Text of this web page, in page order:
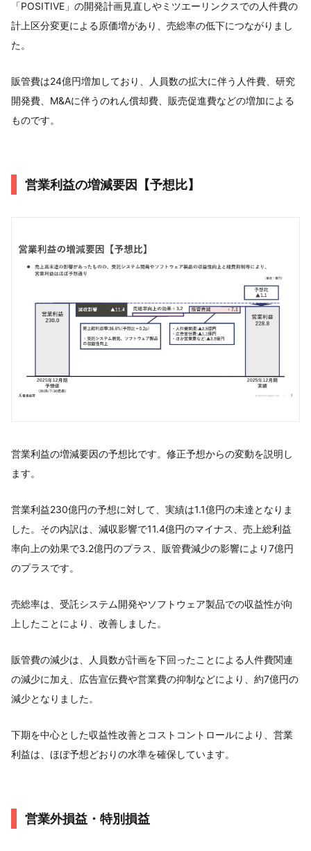
「POSITIVE」の開発計画⾒直しやミツエーリンクスでの⼈件費の
計上区分変更による原価増があり、売総率の低下につながりまし
た。
販管費は24億円増加しており、⼈員数の拡⼤に伴う⼈件費、研究
開発費、M&Aに伴うのれん償却費、販売促進費などの増加による
ものです。
営業利益の増減要因【予想⽐】
営業利益の増減要因の予想⽐です。修正予想からの変動を説明し
ます。
営業利益230億円の予想に対して、実績は1.1億円の未達となりま
した。その内訳は、減収影響で11.4億円のマイナス、売上総利益
率向上の効果で3.2億円のプラス、販管費減少の影響により7億円
のプラスです。
売総率は、受託システム開発やソフトウェア製品での収益性が向
上したことにより、改善しました。
販管費の減少は、⼈員数が計画を下回ったことによる⼈件費関連
の減少に加え、広告宣伝費や営業費の抑制などにより、約7億円の
減少となりました。
下期を中⼼とした収益性改善とコストコントロールにより、営業
利益は、ほぼ予想どおりの⽔準を確保しています。
営業外損益・特別損益